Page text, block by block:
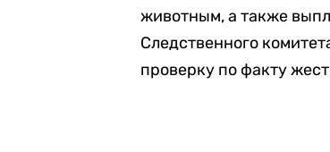
животным, а также
Следственного
проверку по факту